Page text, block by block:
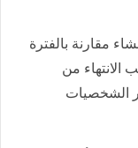
مقارنة بالفترة
الانتهاء من
الشخصيات